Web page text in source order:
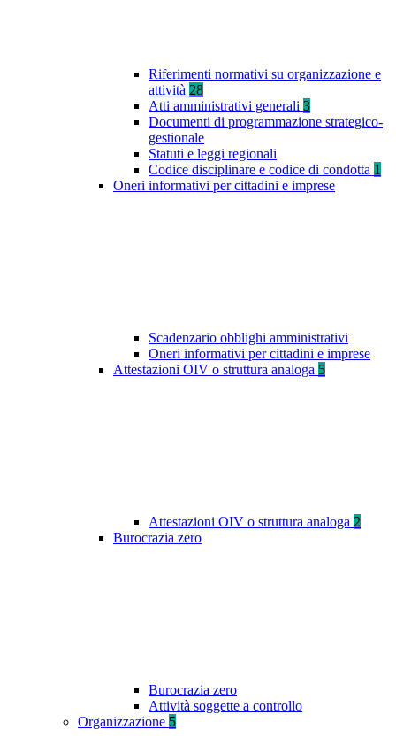
Riferimenti normativi su organizzazione e
attività 28
Atti amministrativi generali 3
Documenti di programmazione strategico-
gestionale
Statuti e leggi regionali
Codice disciplinare e codice di condotta 1
Oneri informativi per cittadini e imprese
Scadenzario obblighi amministrativi
Oneri informativi per cittadini e imprese
Attestazioni OIV o struttura analoga 5
Attestazioni OIV o struttura analoga 2
Burocrazia zero
Burocrazia zero
Attività soggette a controllo
Organizzazione 5